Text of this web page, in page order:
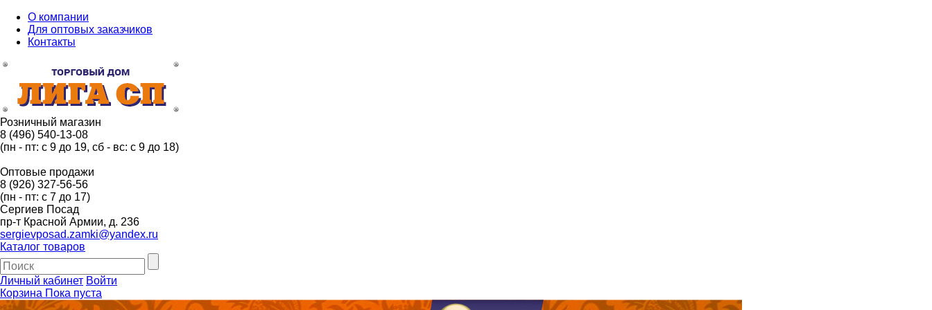
О компании
Для оптовых заказчиков
Контакты
Розничный магазин
8 (496) 540-13-08
(пн - пт: с 9 до 19, сб - вс: с 9 до 18)
Оптовые продажи
8 (926) 327-56-56
(пн - пт: с 7 до 17)
Сергиев Посад
пр-т Красной Армии, д. 236
sergievposad.zamki@yandex.ru
Каталог товаров
Личный кабинет Войти
Корзина Пока пуста